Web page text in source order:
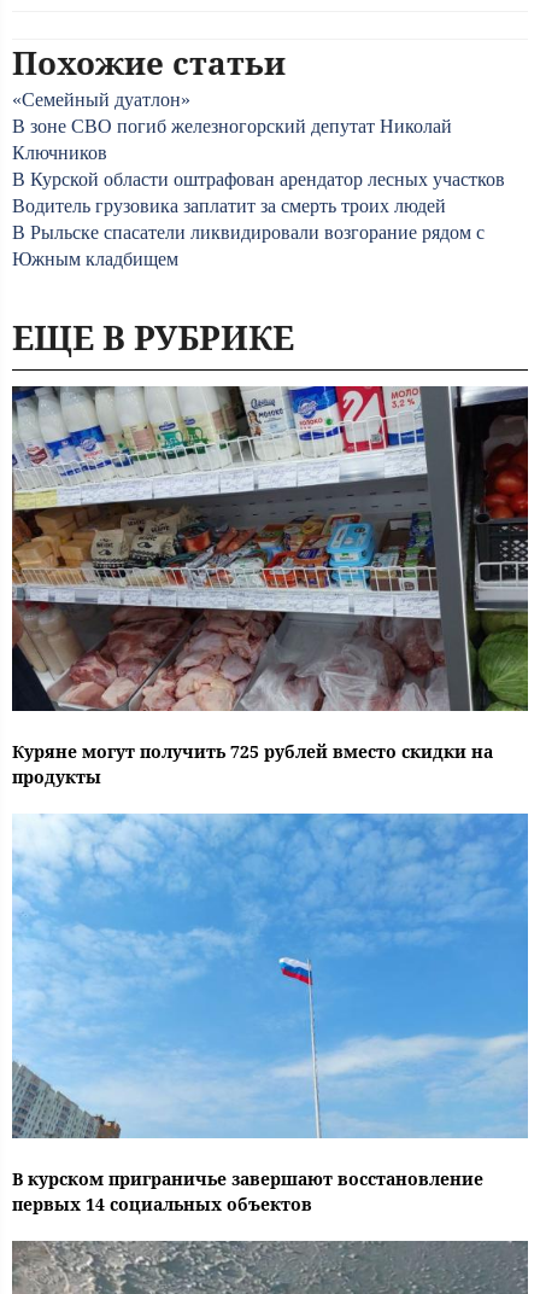
Похожие статьи
«Семейный дуатлон»
В зоне СВО погиб железногорский депутат Николай
Ключников
В Курской области оштрафован арендатор лесных участков
Водитель грузовика заплатит за смерть троих людей
В Рыльске спасатели ликвидировали возгорание рядом с
Южным кладбищем
ЕЩЕ В РУБРИКЕ
Куряне могут получить 725 рублей вместо скидки на
продукты
В курском приграничье завершают восстановление
первых 14 социальных объектов